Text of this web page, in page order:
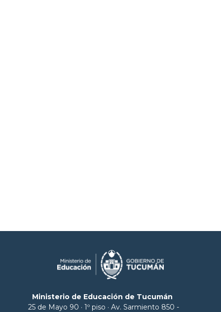
Ministerio de Educación de Tucumán
25 de Mayo 90 · 1º piso · Av. Sarmiento 850 -